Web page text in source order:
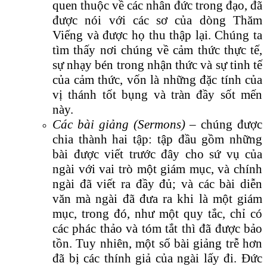
quen thuộc về các nhân đức trong đạo, đã
được nói với các sơ của dòng Thăm
Viếng và được họ thu thập lại. Chúng ta
tìm thấy nơi chúng về cảm thức thực tế,
sự nhạy bén trong nhận thức và sự tinh tế
của cảm thức, vốn là những đặc tính của
vị thánh tốt bụng và tràn đầy sốt mến
này.
Các bài giảng (Sermons)– chúng được
chia thành hai tập: tập đầu gồm những
bài được viết trước đây cho sứ vụ của
ngài với vai trò một giám mục, và chính
ngài đã viết ra đầy đủ; và các bài diễn
văn mà ngài đã đưa ra khi là một giám
mục, trong đó, như một quy tắc, chỉ có
các phác thảo và tóm tắt thì đã được bảo
tồn. Tuy nhiên, một số bài giảng trễ hơn
đã bị các thính giả của ngài lấy đi. Đức